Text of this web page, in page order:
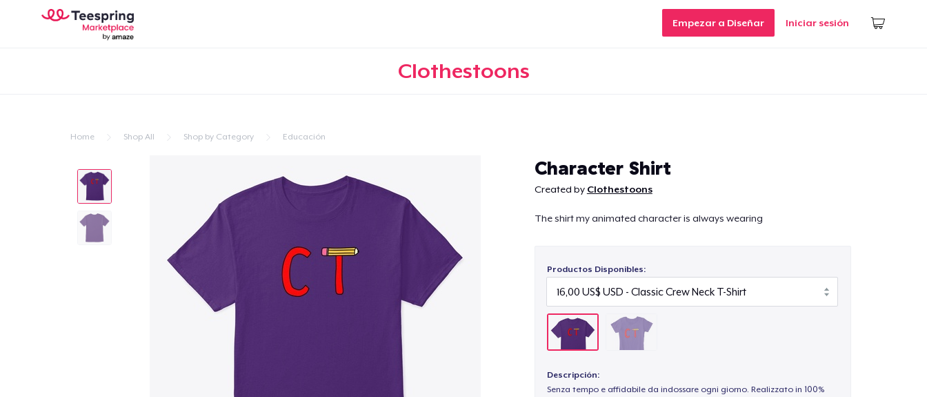
Empezar a Diseñar Iniciar sesión
Clothestoons
Home Shop All Shop by Category Educación
Character Shirt
Created by Clothestoons
The shirt my animated character is always wearing
Productos Disponibles:
Descripción:
Senza tempo e affidabile da indossare ogni giorno. Realizzato in 100%